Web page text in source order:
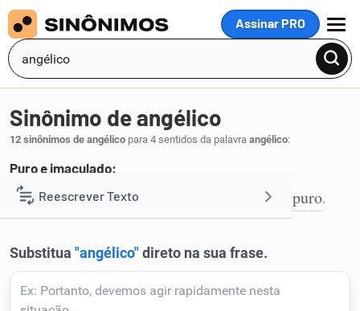
Assinar PRO
MENU
Reescrever Texto
Corrigir Texto
Sinônimo de angélico
12 sinônimos de angélico para 4 sentidos da palavra angélico:
Puro e imaculado:
1 angelical,bom, puríssimo puro.